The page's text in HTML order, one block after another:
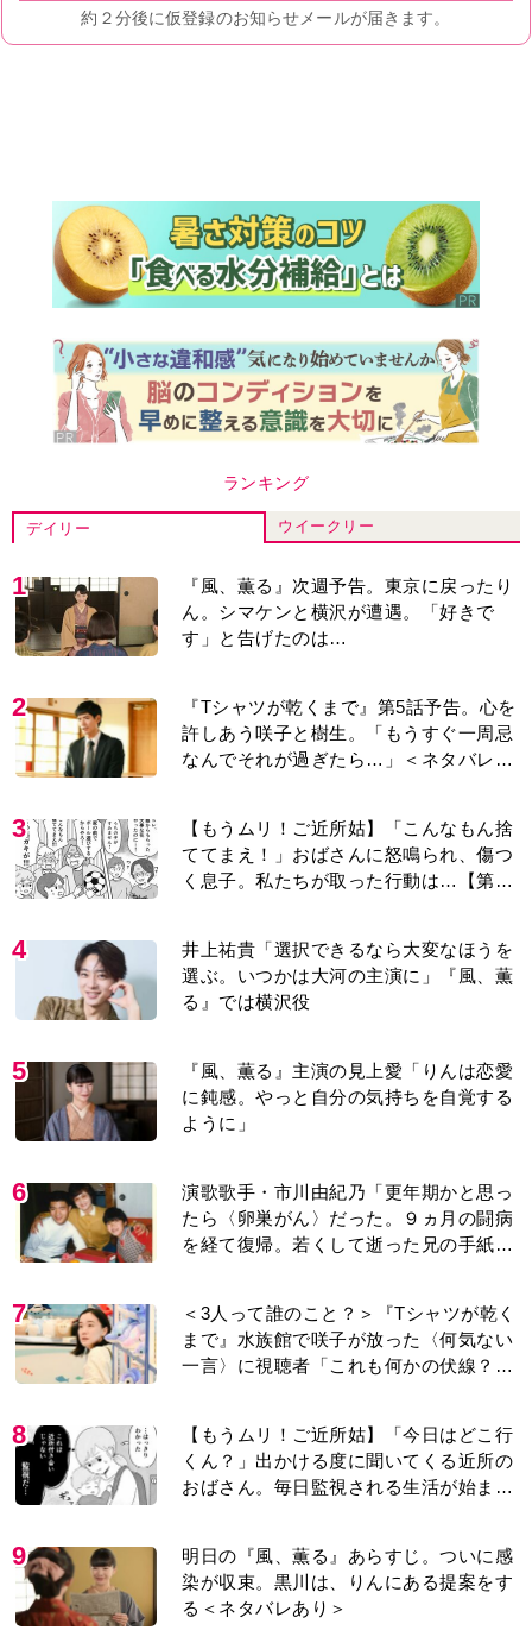
ランキング
デイリー ウイークリー
1
『風、薫る』次週予告。東京に戻ったり
ん。シマケンと横沢が遭遇。「好きで
す」と告げたのは…
2
『Tシャツが乾くまで』第5話予告。心を
許しあう咲子と樹生。「もうすぐ一周忌
なんでそれが過ぎたら…」＜ネタバレあ
3
【もうムリ！ご近所姑】「こんなもん捨
ててまえ！」おばさんに怒鳴られ、傷つ
く息子。私たちが取った行動は…【第3
4
井上祐貴「選択できるなら大変なほうを
選ぶ。いつかは大河の主演に」『風、薫
る』では横沢役
5
『風、薫る』主演の見上愛「りんは恋愛
に鈍感。やっと自分の気持ちを自覚する
ように」
6
演歌歌手・市川由紀乃「更年期かと思っ
たら〈卵巣がん〉だった。９ヵ月の闘病
を経て復帰。若くして逝った兄の手紙を
7
＜3人って誰のこと？＞『Tシャツが乾く
まで』水族館で咲子が放った〈何気ない
一言〉に視聴者「これも何かの伏線？」
8
【もうムリ！ご近所姑】「今日はどこ行
くん？」出かける度に聞いてくる近所の
おばさん。毎日監視される生活が始ま
9
明日の『風、薫る』あらすじ。ついに感
染が収束。黒川は、りんにある提案をす
る＜ネタバレあり＞